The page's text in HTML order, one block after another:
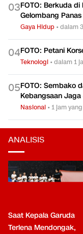
03FOTO: Berkuda di
Gelombang Panas
Gaya Hidup •dalam
04FOTO: Petani
Teknologi •dalam 1
05FOTO: Sembako
Kebangsaan
Nasional •1 jam
ANALISIS
Saat Kepala Garuda
Terlena Mendongak,